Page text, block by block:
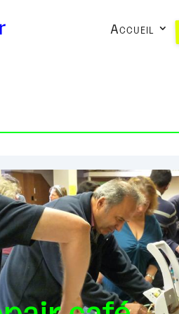
Accueil